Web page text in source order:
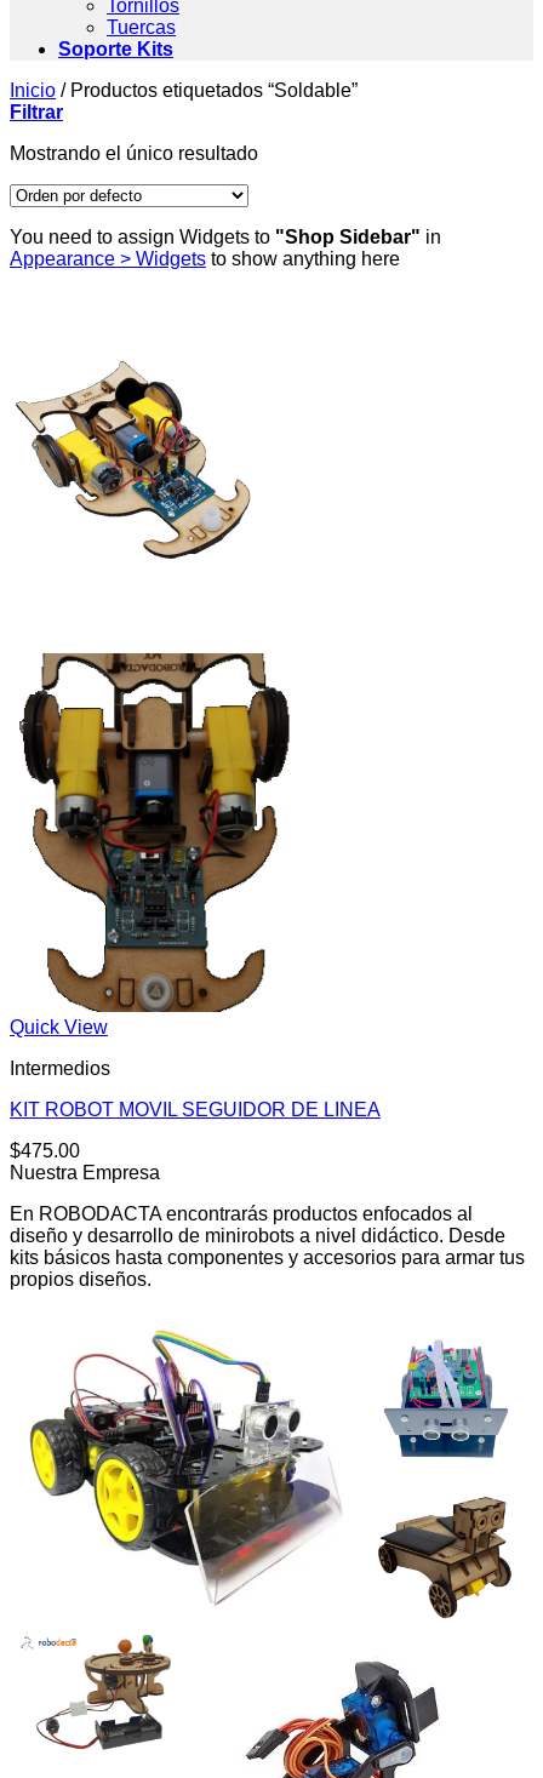
Tornillos
Tuercas
Soporte Kits
Inicio /Productos etiquetados “Soldable”
Filtrar
Mostrando el único resultado
You need to assign Widgets to "Shop Sidebar" in
Appearance > Widgets to show anything here
Quick View
Intermedios
KIT ROBOT MOVIL SEGUIDOR DE LINEA
$475.00
Nuestra Empresa
En ROBODACTA encontrarás productos enfocados al
diseño y desarrollo de minirobots a nivel didáctico. Desde
kits básicos hasta componentes y accesorios para armar tus
propios diseños.